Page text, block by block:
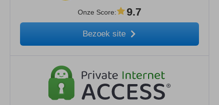
Onze Score: 9.7
Bezoek site